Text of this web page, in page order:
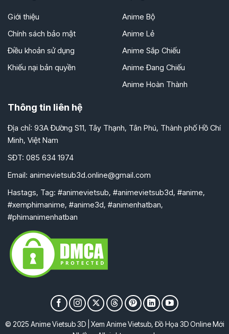
Giới thiệu
Chính sách bảo mật
Điều khoản sử dụng
Khiếu nại bản quyền
Anime Bộ
Anime Lẻ
Anime Sắp Chiếu
Anime Đang Chiếu
Anime Hoàn Thành
Thông tin liên hệ
Địa chỉ: 93A Đường S11, Tây Thạnh, Tân Phú, Thành phố Hồ Chí
Minh, Việt Nam
SĐT: 085 634 1974
Email: animevietsub3d.online@gmail.com
Hastags, Tag: #animevietsub, #animevietsub3d, #anime,
#xemphimanime, #anime3d, #animenhatban,
#phimanimenhatban
© 2025 Anime Vietsub 3D | Xem Anime Vietsub, Đồ Họa 3D Online Mới